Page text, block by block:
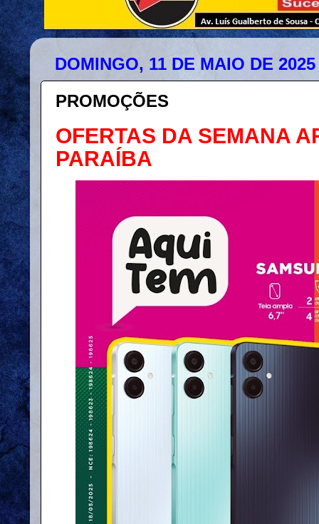
DOMINGO, 11 DE MAIO DE 2025
PROMOÇÕES
OFERTAS DA SEMANA
PARAÍBA